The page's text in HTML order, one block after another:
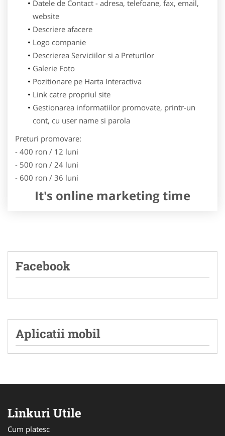
Datele de Contact - adresa, telefoane, fax, email,
website
Descriere afacere
Logo companie
Descrierea Serviciilor si a Preturilor
Galerie Foto
Pozitionare pe Harta Interactiva
Link catre propriul site
Gestionarea informatiilor promovate, printr-un
cont, cu user name si parola
Preturi promovare:
- 400 ron / 12 luni
- 500 ron / 24 luni
- 600 ron / 36 luni
It's online marketing time
Facebook
Aplicatii mobil
Linkuri Utile
Cum platesc